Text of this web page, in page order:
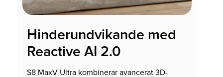
Hinderundvikande med
Reactive AI 2.0
S8 MaxV Ultra kombinerar avancerat 3D-